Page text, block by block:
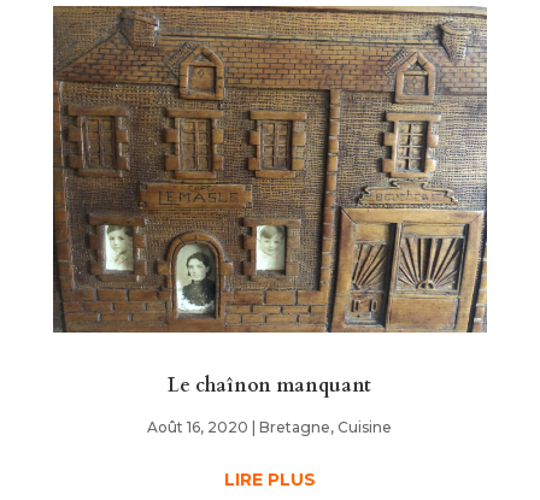
Le chaînon manquant
Août 16, 2020 |Bretagne, Cuisine
LIRE PLUS